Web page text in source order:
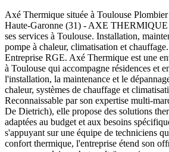
Axé Thermique située à Toulouse
Haute-Garonne (31) - AXE THERMIQUE
ses services à Toulouse. Installation,
pompe à chaleur, climatisation et
Entreprise RGE. Axé Thermique est une
à Toulouse qui accompagne résidences et
l'installation, la maintenance et le
chaleur, systèmes de chauffage et
Reconnaissable par son expertise multi-
De Dietrich), elle propose des solutions
adaptées au budget et aux besoins
s'appuyant sur une équipe de techniciens
confort thermique, l'entreprise étend son